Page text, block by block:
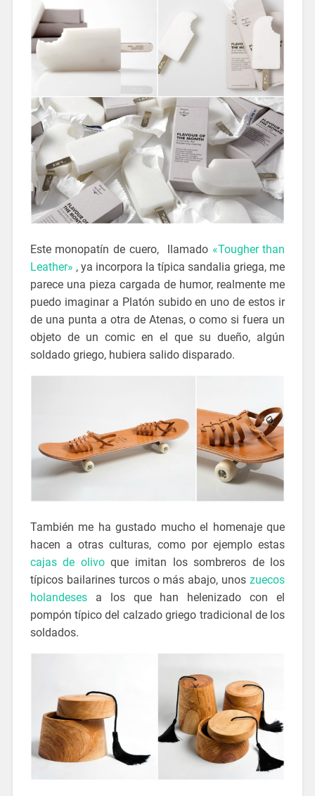
Este monopatín de cuero, llamado«Tougher than
Leather» , ya incorpora la típica sandalia griega, me
parece una pieza cargada de humor, realmente me
puedo imaginar a Platón subido en uno de estos ir
de una punta a otra de Atenas, o como si fuera un
objeto de un comic en el que su dueño, algún
soldado griego, hubiera salido disparado.
También me ha gustado mucho el homenaje que
hacen a otras culturas, como por ejemplo estas
cajas de olivoque imitan los sombreros de los
típicos bailarines turcos o más abajo, unoszuecos
holandeses a los que han helenizado con el
pompón típico del calzado griego tradicional de los
soldados.